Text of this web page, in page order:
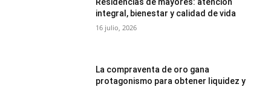
Residencias de mayores: atención
integral, bienestar y calidad de vida
16 julio, 2026
La compraventa de oro gana
protagonismo para obtener liquidez y